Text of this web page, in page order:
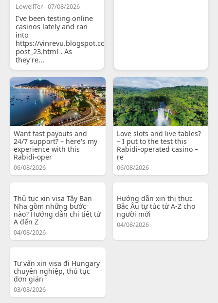
LowellTer - 07/08/2026
I've been testing online
casinos lately and ran
into
https://vinrevu.blogspot.com/2026/06/blog-
post_23.html . As
they're...
Want fast payouts and
24/7 support? – here's my
experience with this
Rabidi-oper
06/08/2026
Love slots and live tables?
– I put to the test this
Rabidi-operated casino –
re
06/08/2026
Thủ tục xin visa Tây Ban
Nha gồm những bước
nào? Hướng dẫn chi tiết từ
A đến Z
04/08/2026
Hướng dẫn xin thị thực
Bắc Âu tự túc từ A-Z cho
người mới
04/08/2026
Tư vấn xin visa đi Hungary
chuyên nghiệp, thủ tục
đơn giản
03/08/2026